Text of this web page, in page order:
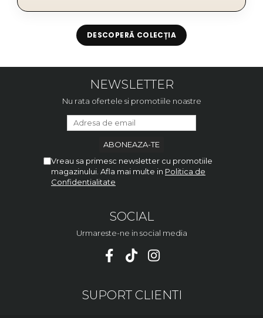
DESCOPERĂ COLECȚIA
NEWSLETTER
Nu rata ofertele si promotiile noastre
Vreau sa primesc newsletter cu promotiile
magazinului. Afla mai multe in Politica de
Confidentialitate
SOCIAL
Urmareste-ne in social media
SUPORT CLIENTI